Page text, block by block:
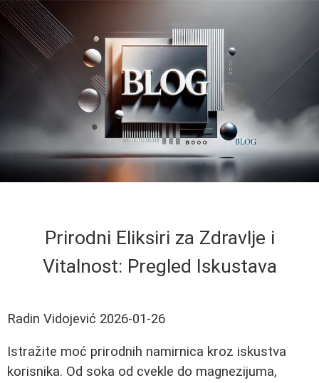
Prirodni Eliksiri za Zdravlje i
Vitalnost: Pregled Iskustava
Radin Vidojević 2026-01-26
Istražite moć prirodnih namirnica kroz iskustva
korisnika. Od soka od cvekle do magnezijuma,